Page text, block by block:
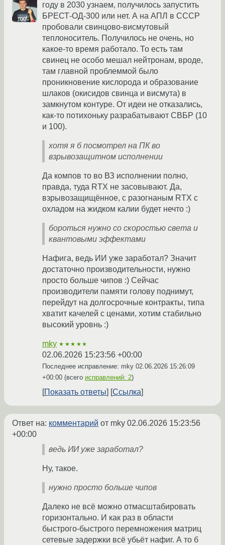
году в 2030 узнаем, получилось запустить
БРЕСТ-ОД-300 или нет. А на АПЛ в СССР
пробовали свинцово-висмутовый
теплоноситель. Получилось не очень, но
какое-то время работало. То есть там
свинец не особо мешал нейтронам, вроде,
там главной проблеммой было
проникновение кислорода и образование
шлаков (окисидов свинца и висмута) в
замкнутом контуре. От идеи не отказались,
как-то потихоньку разрабатывают СВБР (10
и 100).
хотя я б посмотрел на ПК во
взрывозащитном исполнении
Да компов то во ВЗ исполнении полно,
правда, туда RTX не засовывают. Да,
взрывозащищённое, с разогнаным RTX с
охладом на жидком калии будет нечто :)
бороться нужно со скоростью света и
квантовыми эффектами
Нафига, ведь ИИ уже заработал? Значит
достаточно производительности, нужно
просто больше чипов :) Сейчас
производители памяти голову поднимут,
перейдут на долгосрочные контракты, типа
хватит качелей с ценами, хотим стабильно
высокий уровнь :)
mky ★★★★★
02.06.2026 15:23:56 +00:00
Последнее исправление: mky 02.06.2026 15:26:09
+00:00 (всего исправлений: 2)
Показать ответы Ссылка
Ответ на: комментарий от mky 02.06.2026 15:23:56
+00:00
ведь ИИ уже заработал?
Ну, такое.
нужно просто больше чипов
Далеко не всё можно отмасштабировать
горизонтально. И как раз в области
быстрого-быстрого перемножения матриц
сетевые задержки всё убьёт нафиг. А то б